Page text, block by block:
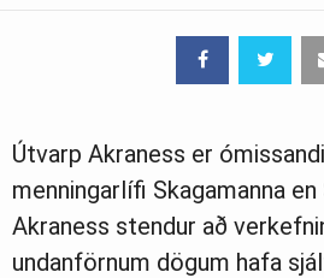
Ljósmyndasafn
Útvarp Akraness er
menningarlífi Skagamanna
Akraness stendur að
undanförnum dögum hafa